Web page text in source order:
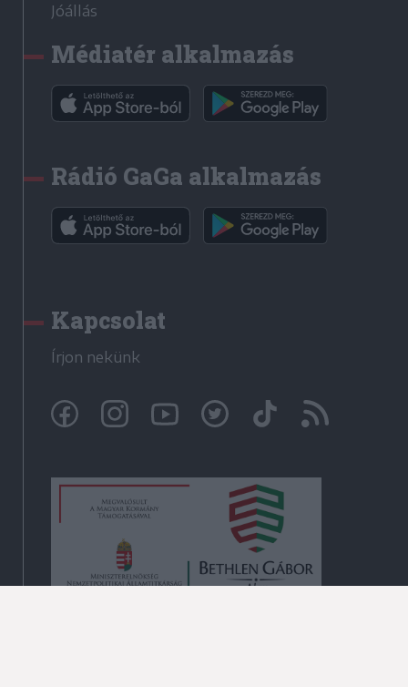
Jóállás
Médiatér alkalmazás
Rádió GaGa alkalmazás
Kapcsolat
Írjon nekünk